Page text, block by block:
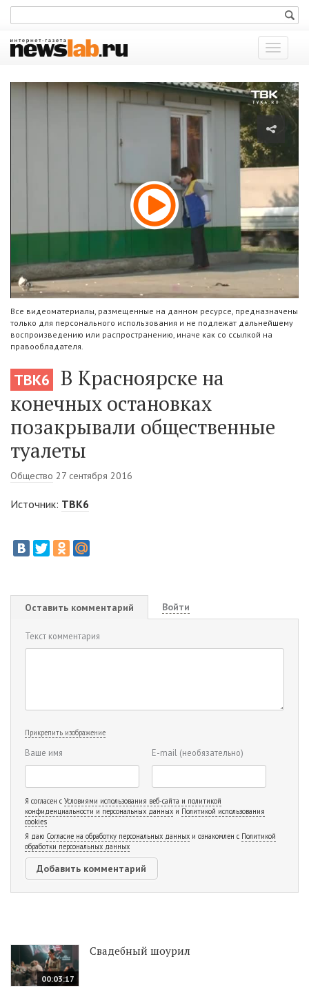
Показать
меню
Все видеоматериалы, размещенные на данном ресурсе, предназначены
только для персонального использования и не подлежат дальнейшему
воспроизведению или распространению, иначе как со ссылкой на
правообладателя.
ТВК6
В Красноярске на
конечных остановках
позакрывали общественные
туалеты
Общество 27 сентября 2016
Источник: ТВК6
Оставить комментарий Войти
Текст комментария
Прикрепить изображение
Ваше имя E-mail (необязательно)
Я согласен с Условиями использования веб-сайта и политикой
конфиденциальности и персональных данных и Политикой использования
cookies
Я даю Согласие на обработку персональных данных и ознакомлен с Политикой
обработки персональных данных
00:03:17
Свадебный шоурил